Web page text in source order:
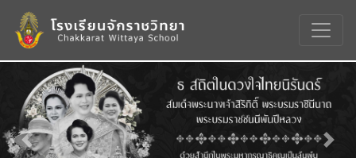
Previous Next